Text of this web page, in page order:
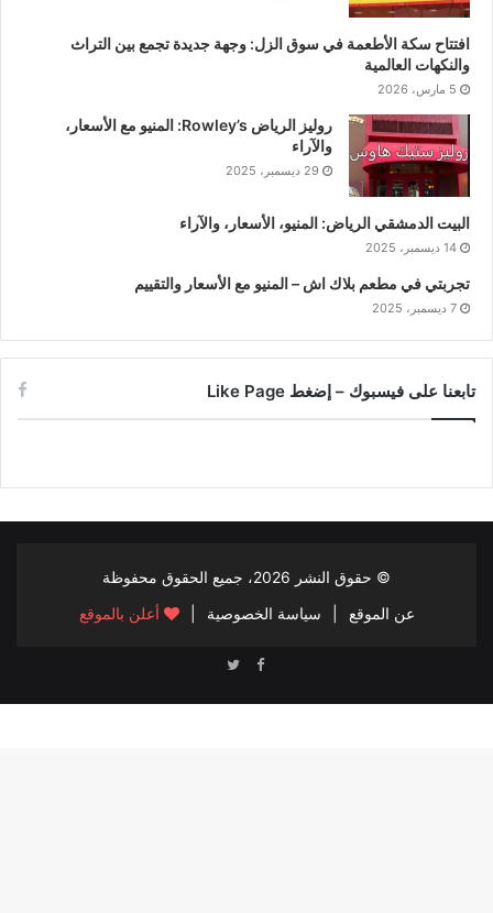
افتتاح سكة الأطعمة في سوق الزل: وجهة جديدة تجمع بين التراث
والنكهات العالمية
5 مارس، 2026
روليز الرياض Rowley’s: المنيو مع الأسعار،
والآراء
29 ديسمبر، 2025
البيت الدمشقي الرياض: المنيو، الأسعار، والآراء
14 ديسمبر، 2025
تجربتي في مطعم بلاك اش – المنيو مع الأسعار والتقييم
7 ديسمبر، 2025
تابعنا على فيسبوك – إضغط Like Page
© حقوق النشر 2026، جميع الحقوق محفوظة
عن الموقع
سياسة الخصوصية أعلن بالموقع